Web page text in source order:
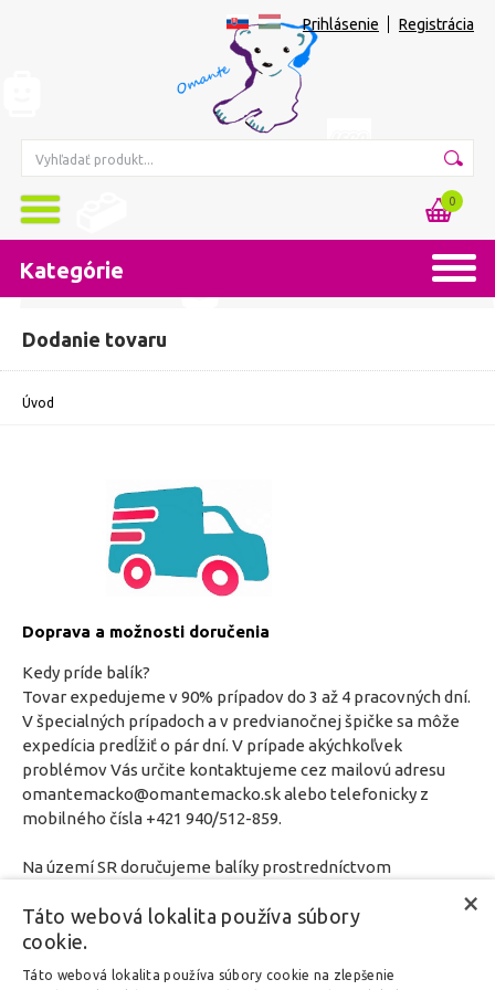
Prihlásenie Registrácia
0
Kategórie
Dodanie tovaru
Úvod
Doprava a možnosti doručenia
Kedy príde balík?
Tovar expedujeme v 90% prípadov do 3 až 4 pracovných dní.
V špecialných prípadoch a v predvianočnej špičke sa môže
expedícia predĺžiť o pár dní. V prípade akýchkoľvek
problémov Vás určite kontaktujeme cez mailovú adresu
omantemacko@omantemacko.sk alebo telefonicky z
mobilného čísla +421 940/512-859.
Na území SR doručujeme balíky prostredníctvom
nákupe do 49,99 € je za cenu 2,50 €. Pri nákupe od 50 € je
doprava ZADARMO.
Pri doručení tovaru mimo SR, účtuje predávajúci cenu za
×
Táto webová lokalita používa súbory
cookie.
Táto webová lokalita používa súbory cookie na zlepšenie